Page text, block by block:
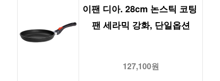
이팬 디아. 28cm 논스틱 코팅
팬 세라믹 강화, 단일옵션
127,100원